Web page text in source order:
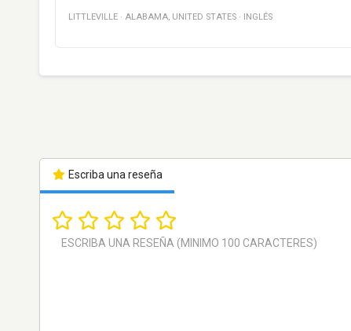
LITTLEVILLE · ALABAMA, UNITED STATES · INGLÉS
Escriba una reseña